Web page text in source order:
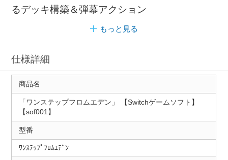
るデッキ構築＆弾幕アクション
もっと見る
仕様詳細
商品名
「ワンステップフロムエデン」 【Switchゲームソフト】
【sof001】
型番
ﾜﾝｽﾃｯﾌﾟﾌﾛﾑｴﾃﾞﾝ